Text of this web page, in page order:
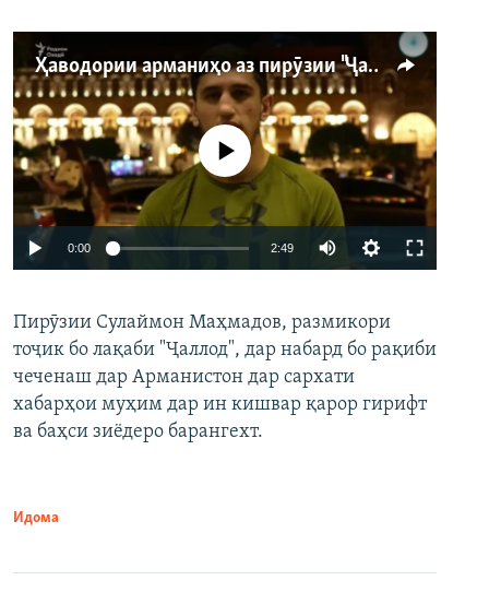
Ҳаводории арманиҳо аз пирӯзии "Ҷаллод"-и тоҷик
Auto 240p 360p 480p
720p 1080p
Феълан кор намекунад
0:00 2:49
360p
480p
Пирӯзии Сулаймон Маҳмадов, размикори
тоҷик бо лақаби "Ҷаллод", дар набард бо рақиби
чеченаш дар Арманистон дар сархати
хабарҳои муҳим дар ин кишвар қарор гирифт
ва баҳси зиёдеро барангехт.
Идома